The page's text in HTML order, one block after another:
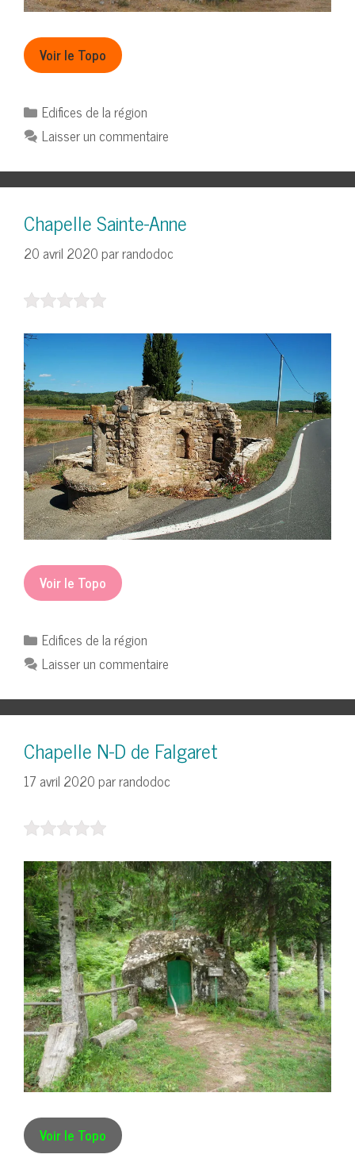
Voir le Topo
Catégories
Edifices de la région
Laisser un commentaire
Chapelle Sainte-Anne
20 avril 2020parrandodoc
Voir le Topo
Catégories
Edifices de la région
Laisser un commentaire
Chapelle N-D de Falgaret
17 avril 2020parrandodoc
Voir le Topo